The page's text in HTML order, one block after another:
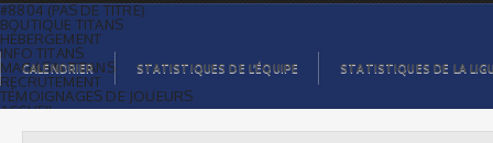
#8804 (PAS DE TITRE)
BOUTIQUE TITANS
HÉBERGEMENT
INFO TITANS
MAGASIN TITANS
RECRUTEMENT
TÉMOIGNAGES DE JOUEURS
ACCUEIL
CALENDRIER STATISTIQUES DE L’ÉQUIPE STATISTIQUES DE LA